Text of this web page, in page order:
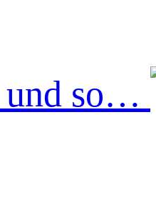
und so…